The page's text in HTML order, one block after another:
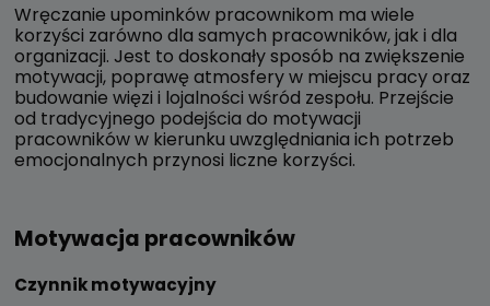
Wręczanie upominków pracownikom ma wiele
korzyści zarówno dla samych pracowników, jak i dla
organizacji. Jest to doskonały sposób na zwiększenie
motywacji, poprawę atmosfery w miejscu pracy oraz
budowanie więzi i lojalności wśród zespołu. Przejście
od tradycyjnego podejścia do motywacji
pracowników w kierunku uwzględniania ich potrzeb
emocjonalnych przynosi liczne korzyści.
Motywacja pracowników
Czynnik motywacyjny